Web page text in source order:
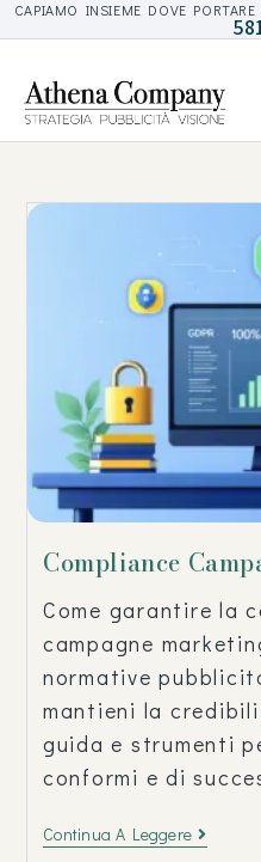
CAPIAMO INSIEME DOVE
Compliance
Come garantire la
campagne
normative
mantieni la
guida e strumenti
conformi e di
Continua A Leggere